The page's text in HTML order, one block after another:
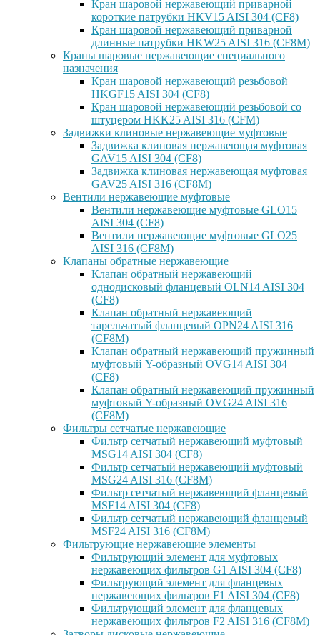
Кран шаровой нержавеющий приварной
короткие патрубки HKV15 AISI 304 (CF8)
Кран шаровой нержавеющий приварной
длинные патрубки HKW25 AISI 316 (CF8M)
Краны шаровые нержавеющие специального
назначения
Кран шаровой нержавеющий резьбовой
HKGF15 AISI 304 (CF8)
Кран шаровой нержавеющий резьбовой со
штуцером HKK25 AISI 316 (CFM)
Задвижки клиновые нержавеющие муфтовые
Задвижка клиновая нержавеющая муфтовая
GAV15 AISI 304 (CF8)
Задвижка клиновая нержавеющая муфтовая
GAV25 AISI 316 (CF8M)
Вентили нержавеющие муфтовые
Вентили нержавеющие муфтовые GLO15
AISI 304 (CF8)
Вентили нержавеющие муфтовые GLO25
AISI 316 (CF8M)
Клапаны обратные нержавеющие
Клапан обратный нержавеющий
однодисковый фланцевый OLN14 AISI 304
(CF8)
Клапан обратный нержавеющий
тарельчатый фланцевый OPN24 AISI 316
(CF8M)
Клапан обратный нержавеющий пружинный
муфтовый Y-образный OVG14 AISI 304
(CF8)
Клапан обратный нержавеющий пружинный
муфтовый Y-образный OVG24 AISI 316
(CF8М)
Фильтры сетчатые нержавеющие
Фильтр сетчатый нержавеющий муфтовый
MSG14 AISI 304 (CF8)
Фильтр сетчатый нержавеющий муфтовый
MSG24 AISI 316 (CF8M)
Фильтр сетчатый нержавеющий фланцевый
MSF14 AISI 304 (CF8)
Фильтр сетчатый нержавеющий фланцевый
MSF24 AISI 316 (CF8M)
Фильтрующие нержавеющие элементы
Фильтрующий элемент для муфтовых
нержавеющих фильтров G1 AISI 304 (CF8)
Фильтрующий элемент для фланцевых
нержавеющих фильтров F1 AISI 304 (CF8)
Фильтрующий элемент для фланцевых
нержавеющих фильтров F2 AISI 316 (CF8M)